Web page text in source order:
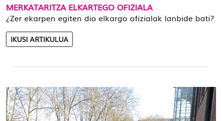
MERKATARITZA ELKARTEGO OFIZIALA
¿Zer ekarpen egiten dio elkargo ofizialak lanbide bati?
IKUSI ARTIKULUA